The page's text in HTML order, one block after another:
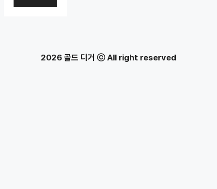
2026 골드 디거 ⓒ All right reserved